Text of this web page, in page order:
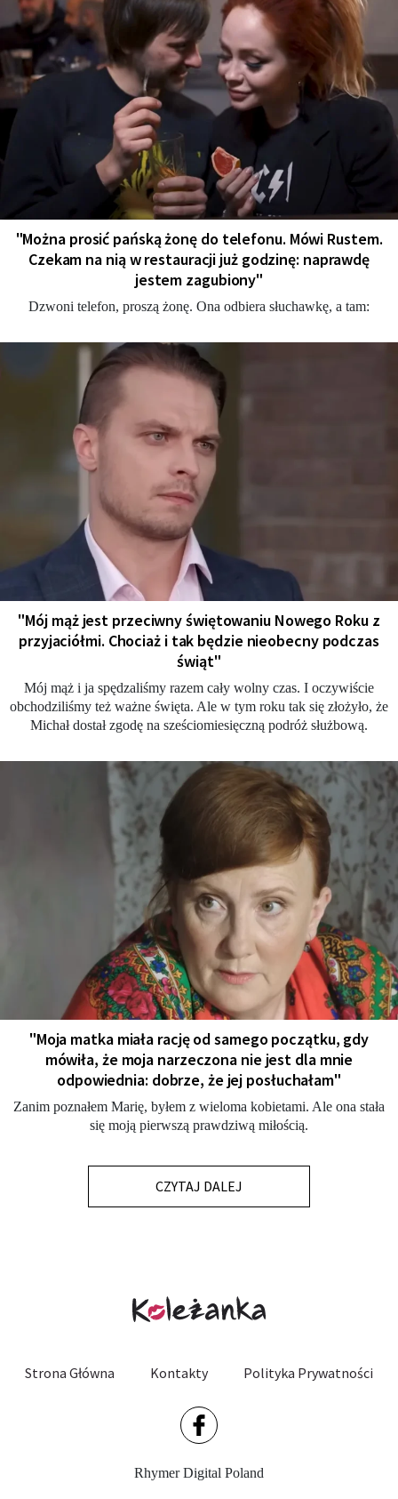
"Można prosić pańską żonę do telefonu. Mówi Rustem.
Czekam na nią w restauracji już godzinę: naprawdę
jestem zagubiony"
Dzwoni telefon, proszą żonę. Ona odbiera słuchawkę, a tam:
"Mój mąż jest przeciwny świętowaniu Nowego Roku z
przyjaciółmi. Chociaż i tak będzie nieobecny podczas
świąt"
Mój mąż i ja spędzaliśmy razem cały wolny czas. I oczywiście
obchodziliśmy też ważne święta. Ale w tym roku tak się złożyło, że
Michał dostał zgodę na sześciomiesięczną podróż służbową.
"Moja matka miała rację od samego początku, gdy
mówiła, że moja narzeczona nie jest dla mnie
odpowiednia: dobrze, że jej posłuchałam"
Zanim poznałem Marię, byłem z wieloma kobietami. Ale ona stała
się moją pierwszą prawdziwą miłością.
CZYTAJ DALEJ
Strona Główna Kontakty Polityka Prywatności
Rhymer Digital Poland